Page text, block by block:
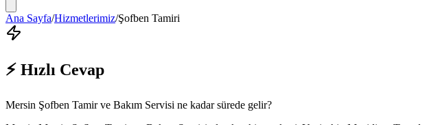
Ana Sayfa/Hizmetlerimiz/Şofben Tamiri
⚡ Hızlı Cevap
Mersin Şofben Tamir ve Bakım Servisi ne kadar sürede gelir?